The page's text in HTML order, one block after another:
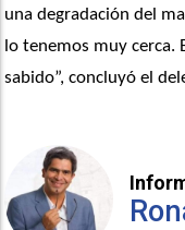
una degradación del
lo tenemos muy cerca.
sabido”, concluyó el